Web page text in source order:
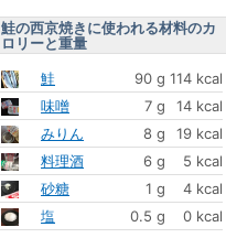
鮭の西京焼きに使われる材料のカ
ロリーと重量
鮭
90 g 114 kcal
味噌
7 g
14 kcal
みりん
8 g
19 kcal
料理酒
6 g
5 kcal
砂糖
1 g
4 kcal
塩
0.5 g 0 kcal